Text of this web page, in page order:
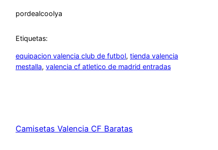
pordealcoolya
Etiquetas:
equipacion valencia club de futbol, tienda valencia
mestalla, valencia cf atletico de madrid entradas
Camisetas Valencia CF Baratas